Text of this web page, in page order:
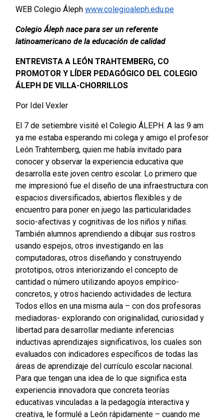
WEB Colegio Áleph www.colegioaleph.edu.pe
Colegio Áleph nace para ser un referente
latinoamericano de la educación de calidad
ENTREVISTA A LEÓN TRAHTEMBERG, CO
PROMOTOR Y LÍDER PEDAGÓGICO DEL COLEGIO
ÁLEPH DE VILLA-CHORRILLOS
Por Idel Vexler
El 7 de setiembre visité el Colegio ÁLEPH. A las 9 am
ya me estaba esperando mi colega y amigo el profesor
León Trahtemberg, quien me había invitado para
conocer y observar la experiencia educativa que
desarrolla este joven centro escolar. Lo primero que
me impresionó fue el diseño de una infraestructura con
espacios diversificados, abiertos flexibles y de
encuentro para poner en juego las particularidades
socio-afectivas y cognitivas de los niños y niñas.
También alumnos aprendiendo a dibujar sus rostros
usando espejos, otros investigando en las
computadoras, otros diseñando y construyendo
prototipos, otros interiorizando el concepto de
cantidad o número utilizando apoyos empírico-
concretos, y otros haciendo actividades de lectura.
Todos ellos en una misma aula – con dos profesoras
mediadoras- explorando con originalidad, curiosidad y
libertad para desarrollar mediante inferencias
inductivas aprendizajes significativos, los cuales son
evaluados con indicadores específicos de todas las
áreas de aprendizaje del currículo escolar nacional.
Para que tengan una idea de lo que significa esta
experiencia innovadora que concreta teorías
educativas vinculadas a la pedagogía interactiva y
creativa, le formulé a León rápidamente – cuando me